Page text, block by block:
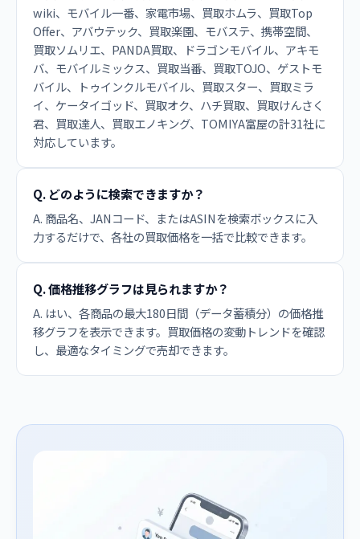
wiki、モバイル一番、家電市場、買取ホムラ、買取Top
Offer、アバウテック、買取楽園、モバステ、携帯空間、
買取ソムリエ、PANDA買取、ドラゴンモバイル、アキモ
バ、モバイルミックス、買取当番、買取TOJO、ゲストモ
バイル、トゥインクルモバイル、買取スター、買取ミラ
イ、ケータイゴッド、買取オク、ハチ買取、買取けんさく
君、買取達人、買取エノキング、TOMIYA富屋の計31社に
対応しています。
Q. どのように検索できますか？
A. 商品名、JANコード、またはASINを検索ボックスに入
力するだけで、各社の買取価格を一括で比較できます。
Q. 価格推移グラフは見られますか？
A. はい、各商品の最大180日間（データ蓄積分）の価格推
移グラフを表示できます。買取価格の変動トレンドを確認
し、最適なタイミングで売却できます。